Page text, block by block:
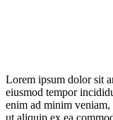
Lorem ipsum dolor sit
eiusmod tempor
enim ad minim